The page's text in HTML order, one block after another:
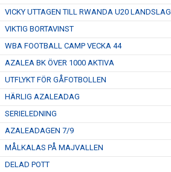
VICKY UTTAGEN TILL RWANDA U20 LANDSLAG
VIKTIG BORTAVINST
WBA FOOTBALL CAMP VECKA 44
AZALEA BK ÖVER 1000 AKTIVA
UTFLYKT FÖR GÅFOTBOLLEN
HÄRLIG AZALEADAG
SERIELEDNING
AZALEADAGEN 7/9
MÅLKALAS PÅ MAJVALLEN
DELAD POTT